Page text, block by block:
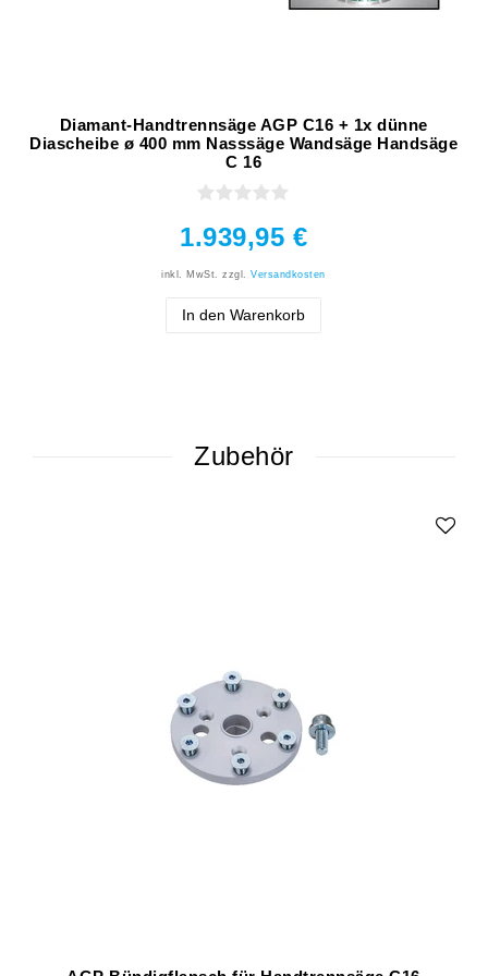
Diamant-Handtrennsäge AGP C16 + 1x dünne
Diascheibe ø 400 mm Nasssäge Wandsäge Handsäge
C 16
1.939,95 €
inkl. MwSt. zzgl.Versandkosten
In den Warenkorb
Zubehör